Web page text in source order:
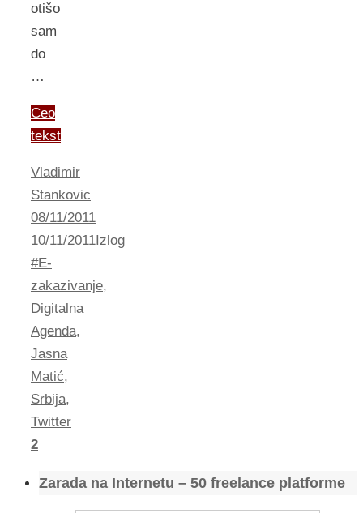
otišo
sam
do
…
Ceo
tekst
Vladimir
Stankovic
08/11/2011
10/11/2011Izlog
#E-
zakazivanje,
Digitalna
Agenda,
Jasna
Matić,
Srbija,
Twitter
2
Zarada na Internetu – 50 freelance platforme